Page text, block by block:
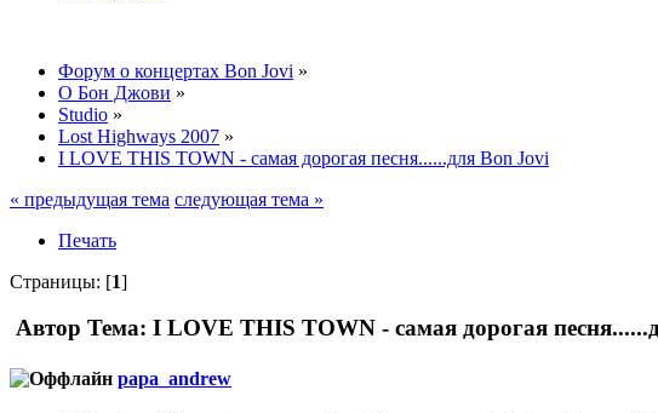
Форум о концертах Bon Jovi »
О Бон Джови »
Studio »
Lost Highways 2007 »
I LOVE THIS TOWN - самая дорогая песня......для Bon Jovi
« предыдущая тема следующая тема »
Печать
Страницы: [1]
Автор Тема: I LOVE THIS TOWN - самая дорогая
papa_andrew